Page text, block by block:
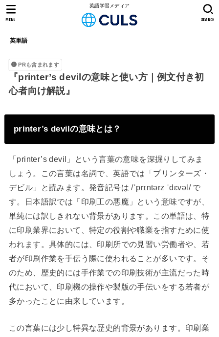
英語学習メディア
英単語
SEARCH
MENU
PRも含まれます
『printer’s devilの意味と使い方｜例文付き初
心者向け解説』
printer’s devilの意味とは？
「printer’s devil」という言葉の意味を深掘りしてみま
しょう。この言葉は名詞で、英語では「プリンターズ・
デビル」と読みます。発音記号は /ˈprɪntərz ˈdɛvəl/ で
す。日本語訳では「印刷工の悪魔」という意味ですが、
単純には訳しきれない背景があります。この単語は、特
に印刷業界において、特定の役割や職業を指すために使
われます。具体的には、印刷所での見習い労働者や、若
者が印刷作業を手伝う際に使われることが多いです。そ
のため、歴史的には手作業での印刷技術が主流だった時
代において、印刷機の操作や製版の手伝いをする若者が
多かったことに由来しています。
この言葉には少し特異な歴史的背景があります。印刷業